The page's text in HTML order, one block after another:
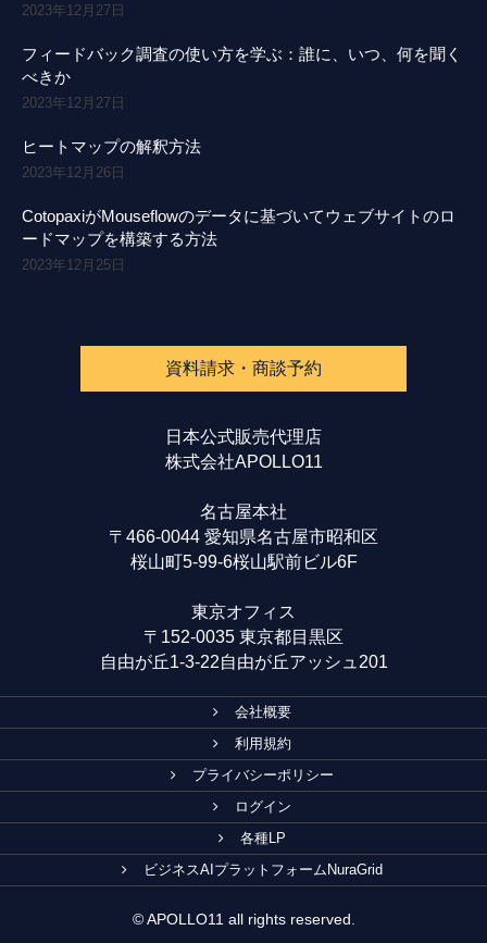
2023年12月27日
フィードバック調査の使い方を学ぶ：誰に、いつ、何を聞く
べきか
2023年12月27日
ヒートマップの解釈方法
2023年12月26日
CotopaxiがMouseflowのデータに基づいてウェブサイトのロ
ードマップを構築する方法
2023年12月25日
資料請求・商談予約
日本公式販売代理店
株式会社APOLLO11
名古屋本社
〒466-0044 愛知県名古屋市昭和区
桜山町5-99-6桜山駅前ビル6F
東京オフィス
〒152-0035 東京都目黒区
自由が丘1-3-22自由が丘アッシュ201
会社概要
利用規約
プライバシーポリシー
ログイン
各種LP
ビジネスAIプラットフォームNuraGrid
© APOLLO11 all rights reserved.